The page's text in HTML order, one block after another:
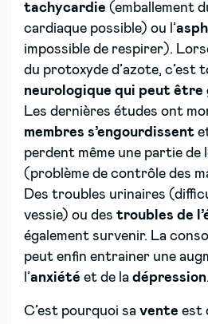
tachycardie (emballement
cardiaque possible) ou l’
impossible de respirer).
du protoxyde d’azote, c’est
neurologique qui peut être
Les dernières études ont
membres s’engourdissent
perdent même une partie de
(problème de contrôle des
Des troubles urinaires
vessie) ou des troubles de
également survenir. La
peut enfin entrainer une
l’anxiété et de la dépression.
C’est pourquoi sa vente est